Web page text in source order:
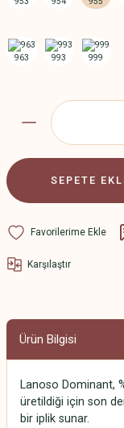
SEPETE
Karşılaştır
Ürün Bilgisi
Lanoso Dominant,
üretildiği için son
bir iplik sunar.